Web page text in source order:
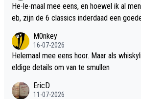
He-le-maal mee eens, en hoewel ik al
eb, zijn de 6 classics inderdaad een
M0nkey
16-07-2026
Helemaal mee eens hoor. Maar als
eldige details om van te smullen
EricD
11-07-2026